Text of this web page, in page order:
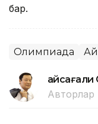
бар.
Олимпиада
Авторлар